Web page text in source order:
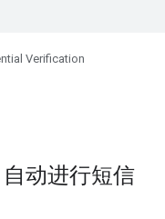
Verification
动进行短信